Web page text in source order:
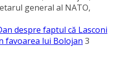
general al NATO,
despre faptul că Lasconi
favoarea lui Bolojan 3